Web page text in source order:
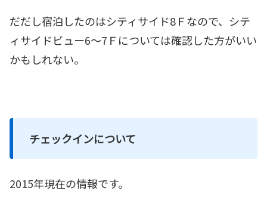
だだし宿泊したのはシティサイド8Ｆなので、シテ
ィサイドビュー6～7Ｆについては確認した方がいい
かもしれない。
チェックインについて
2015年現在の情報です。